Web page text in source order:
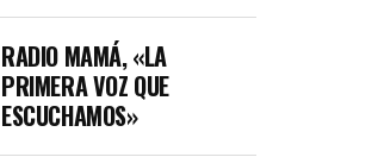
RADIO MAMÁ, «LA
PRIMERA VOZ QUE
ESCUCHAMOS»